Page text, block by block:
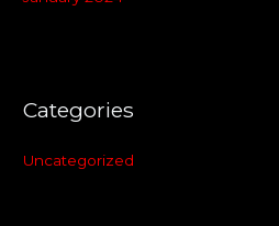
Categories
Uncategorized